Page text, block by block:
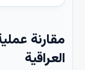
مقارنة
العراقية